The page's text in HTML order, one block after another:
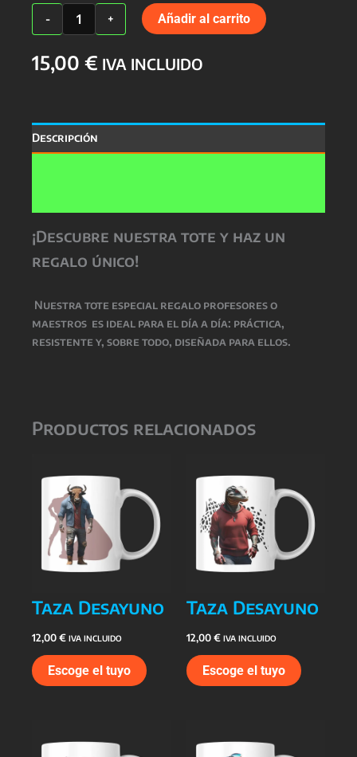
-
Especial
Profesores
+ Añadir al carrito
15,00 € IVA INCLUIDO
Descripción
¡Descubre nuestra tote y haz un
regalo único!
Nuestratote especial regalo profesores o
maestros es ideal para el día a día: práctica,
resistente y, sobre todo, diseñada para ellos.
Productos relacionados
Taza Desayuno
12,00€ IVA INCLUIDO
Escoge el tuyo
Taza Desayuno
12,00€ IVA INCLUIDO
Escoge el tuyo